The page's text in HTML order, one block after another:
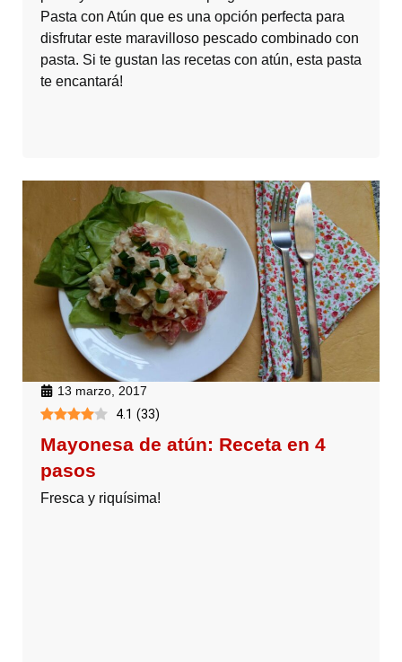
Pasta con Atún que es una opción perfecta para
disfrutar este maravilloso pescado combinado con
pasta. Si te gustan las recetas con atún, esta pasta
te encantará!
13 marzo, 2017
4.1 (33)
Mayonesa de atún: Receta en 4
pasos
Fresca y riquísima!